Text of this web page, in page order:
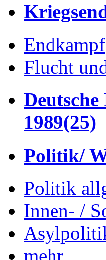
Endkampf
Flucht
1989(25)
Politik/
Politik
Innen- /
mehr...